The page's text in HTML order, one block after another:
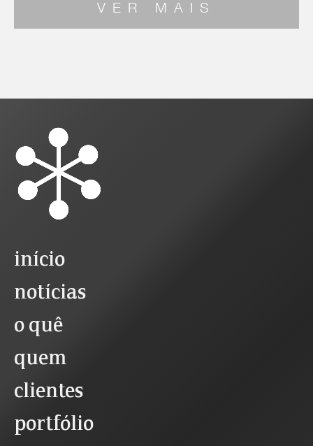
VER MAIS
início
notícias
o quê
quem
clientes
portfólio